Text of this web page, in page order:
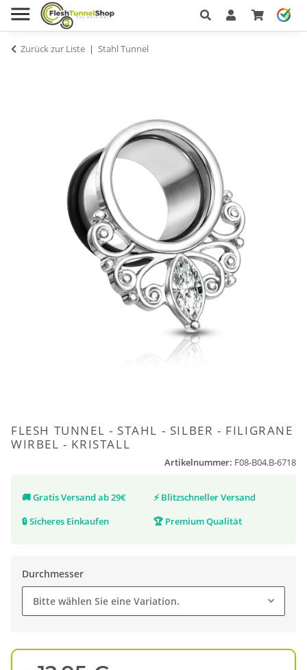
Zurück zur Liste Stahl Tunnel
FLESH TUNNEL - STAHL - SILBER - FILIGRANE
WIRBEL - KRISTALL
Artikelnummer: F08-B04.B-6718
🚚Gratis Versand ab 29€ ⚡ Blitzschneller Versand
🔒Sicheres Einkaufen 🏆 Premium Qualität
Durchmesser
Bitte wählen Sie eine Variation.